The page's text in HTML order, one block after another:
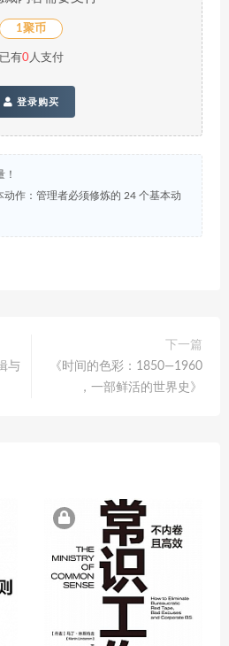
1聚币
已有0人支付
登录购买
动作：管理者必须修炼的 24 个基本动
与
下一篇
《时间的色彩：1850—1960
，一部鲜活的世界史》